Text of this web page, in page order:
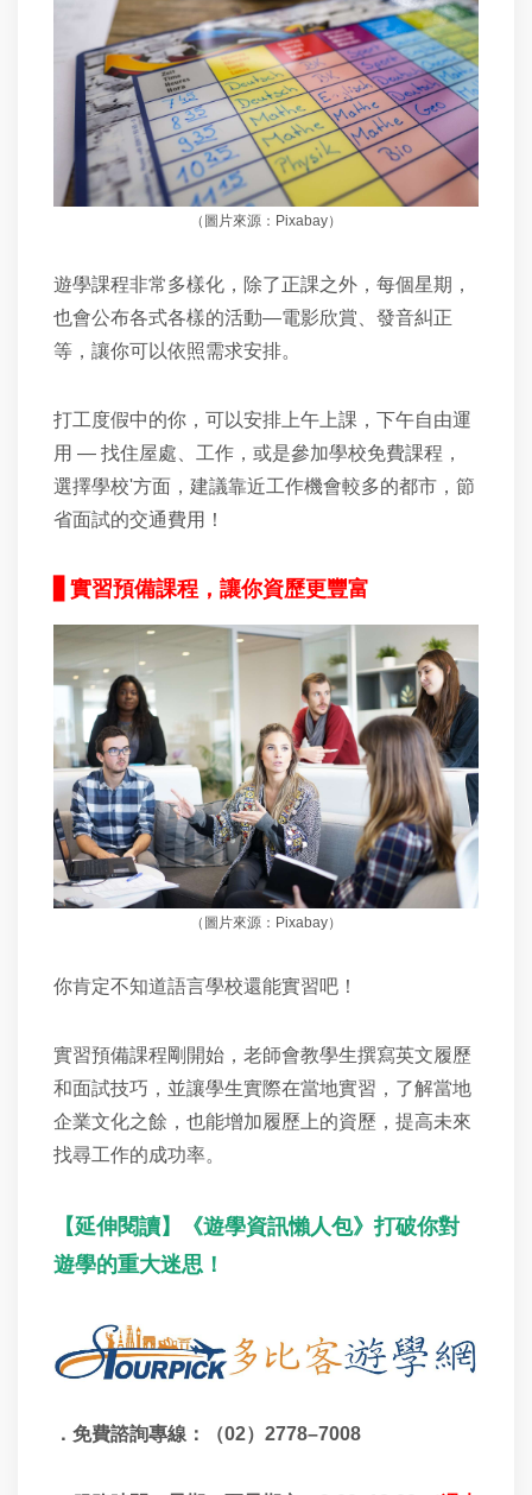
（圖片來源：Pixabay）
遊學課程非常多樣化，除了正課之外，每個星期，
也會公布各式各樣的活動—電影欣賞、發音糾正
等，讓你可以依照需求安排。
打工度假中的你，可以安排上午上課，下午自由運
用 — 找住屋處、工作，或是參加學校免費課程，
選擇學校'方面，建議靠近工作機會較多的都市，節
省面試的交通費用！
實習預備課程，讓你資歷更豐富
（圖片來源：Pixabay）
你肯定不知道語言學校還能實習吧！
實習預備課程剛開始，老師會教學生撰寫英文履歷
和面試技巧，並讓學生實際在當地實習，了解當地
企業文化之餘，也能增加履歷上的資歷，提高未來
找尋工作的成功率。
【延伸閱讀】《遊學資訊懶人包》打破你對
遊學的重大迷思！
．免費諮詢專線：（02） 2778–7008